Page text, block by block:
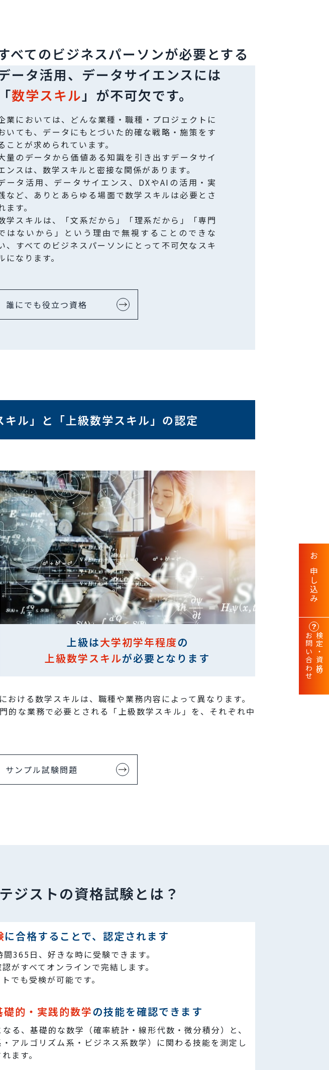
べてのビジネスパーソンが必要とする
ータ活用、 データサイエンスには
「数学スキル 」が不可欠です。
業においては、どんな業種・職種・プロジェクトに
いても、データにもとづいた的確な戦略・施策をす
ことが求められています。
量のデータから価値ある知識を引き出すデータサイ
ンスは、数学スキルと密接な関係があります。
ータ活用、データサイエンス、DXやAIの活用・実
など、ありとあらゆる場面で数学スキルは必要とさ
ます。
学スキルは、「文系だから」「理系だから」「専門
はないから」という理由で無視することのできな
、すべてのビジネスパーソンにとって不可欠なスキ
になります。
誰にでも役立つ資格
キル」と 「上級数学スキル」の認定
上級は大学初学年程度の
上級数学スキルが必要となります
ける数学スキルは、職種や業務内容によって異なります。
的な業務で必要とされる「上級数学スキル」を、それぞれ中
サンプル試験問題
ジストの資格試験とは？
に合格することで、認定されます
365日、好きな時に受験できます。
がすべてオンラインで完結します。
でも受検が可能です。
礎的・実践的数学の技能を確認できます
る、基礎的な数学（確率統計・線形代数・微分積分）と、
アルゴリズム系・ビジネス系数学）に関わる技能を測定し
ます。
お申し込み
検定・資格の
お問い合わせ